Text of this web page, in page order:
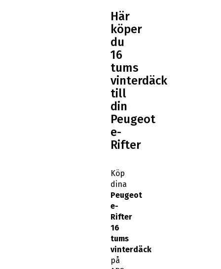
Här
köper
du
16
tums
vinterdäck
till
din
Peugeot
e-
Rifter
dina
Peugeot
e-
Rifter
16
tums
vinterdäck
på
ABS